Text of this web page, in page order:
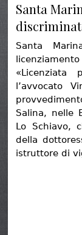
Santa
Santa
«Licenziata
l’avvocato
Salina, nelle
Lo Schiavo,
della
istruttore di